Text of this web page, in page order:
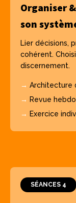
Organiser
son
Lier décisions,
cohérent.
discernement.
→ Architecture
→ Revue
→ Exercice
SÉANCES 4